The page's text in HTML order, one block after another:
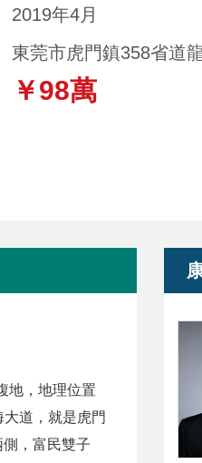
2019年4月
東莞市虎門鎮358省道
￥98萬
地，地理位置
道，就是虎門
，富民雙子